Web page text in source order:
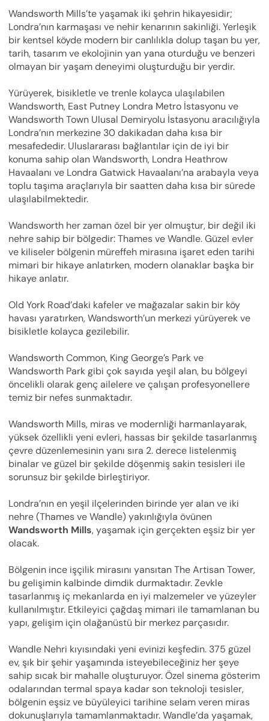
Wandsworth Mills’te yaşamak iki şehrin hikayesidir;
Londra’nın karmaşası ve nehir kenarının sakinliği. Yerleşik
bir kentsel köyde modern bir canlılıkla dolup taşan bu yer,
tarih, tasarım ve ekolojinin yan yana oturduğu ve benzeri
olmayan bir yaşam deneyimi oluşturduğu bir yerdir.
Yürüyerek, bisikletle ve trenle kolayca ulaşılabilen
Wandsworth, East Putney Londra Metro İstasyonu ve
Wandsworth Town Ulusal Demiryolu İstasyonu aracılığıyla
Londra’nın merkezine 30 dakikadan daha kısa bir
mesafededir. Uluslararası bağlantılar için de iyi bir
konuma sahip olan Wandsworth, Londra Heathrow
Havaalanı ve Londra Gatwick Havaalanı’na arabayla veya
toplu taşıma araçlarıyla bir saatten daha kısa bir sürede
ulaşılabilmektedir.
Wandsworth her zaman özel bir yer olmuştur, bir değil iki
nehre sahip bir bölgedir: Thames ve Wandle. Güzel evler
ve kiliseler bölgenin müreffeh mirasına işaret eden tarihi
mimari bir hikaye anlatırken, modern olanaklar başka bir
hikaye anlatır.
Old York Road’daki kafeler ve mağazalar sakin bir köy
havası yaratırken, Wandsworth’un merkezi yürüyerek ve
bisikletle kolayca gezilebilir.
Wandsworth Common, King George’s Park ve
Wandsworth Park gibi çok sayıda yeşil alan, bu bölgeyi
öncelikli olarak genç ailelere ve çalışan profesyonellere
temiz bir nefes sunmaktadır.
Wandsworth Mills, miras ve modernliği harmanlayarak,
yüksek özellikli yeni evleri, hassas bir şekilde tasarlanmış
çevre düzenlemesinin yanı sıra 2. derece listelenmiş
binalar ve güzel bir şekilde döşenmiş sakin tesisleri ile
sorunsuz bir şekilde birleştiriyor.
Londra’nın en yeşil ilçelerinden birinde yer alan ve iki
nehre (Thames ve Wandle) yakınlığıyla övünen
Wandsworth Mills, yaşamak için gerçekten eşsiz bir yer
olacak.
Bölgenin ince işçilik mirasını yansıtan The Artisan Tower,
bu gelişimin kalbinde dimdik durmaktadır. Zevkle
tasarlanmış iç mekanlarda en iyi malzemeler ve yüzeyler
kullanılmıştır. Etkileyici çağdaş mimari ile tamamlanan bu
yapı, gelişim için olağanüstü bir merkez parçasıdır.
Wandle Nehri kıyısındaki yeni evinizi keşfedin. 375 güzel
ev, şık bir şehir yaşamında isteyebileceğiniz her şeye
sahip sıcak bir mahalle oluşturuyor. Özel sinema gösterim
odalarından termal spaya kadar son teknoloji tesisler,
bölgenin eşsiz ve büyüleyici tarihine selam veren miras
dokunuşlarıyla tamamlanmaktadır. Wandle’da yaşamak,